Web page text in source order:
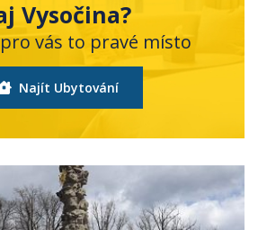
Vysočina?
vás to pravé místo
Najít Ubytování